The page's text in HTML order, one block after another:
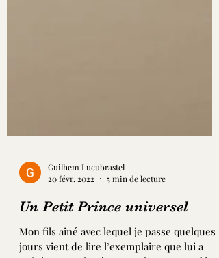
Guilhem Lucubrastel
20 févr. 2022
5 min de lecture
Un Petit Prince universel